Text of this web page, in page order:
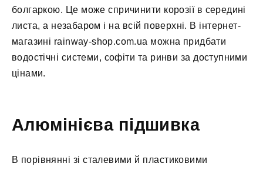
болгаркою. Це може спричинити корозії в середині
листа, а незабаром і на всій поверхні. В інтернет-
магазині rainway-shop.com.ua можна придбати
водостічні системи, софіти та ринви за доступними
цінами.
Алюмінієва підшивка
В порівнянні зі сталевими й пластиковими